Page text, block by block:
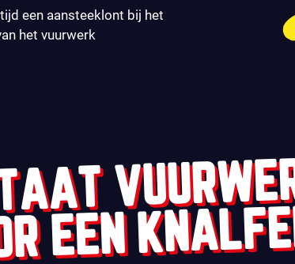
een aansteeklont bij het
het vuurwerk
EEN